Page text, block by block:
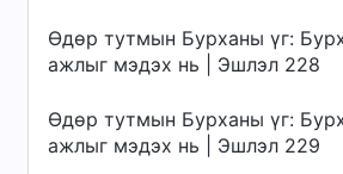
Өдөр тутмын Бурханы үг:
ажлыг мэдэх нь | Эшлэл 228
Өдөр тутмын Бурханы үг:
ажлыг мэдэх нь | Эшлэл 229